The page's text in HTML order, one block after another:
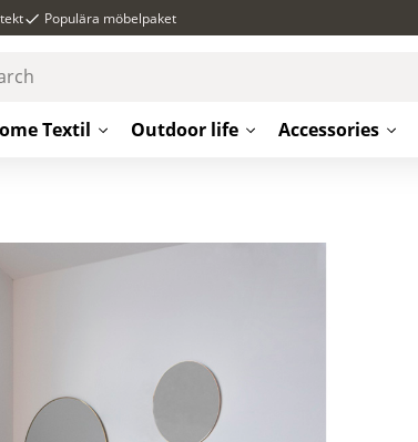
Populära möbelpaket
Textil Outdoor life Accessories